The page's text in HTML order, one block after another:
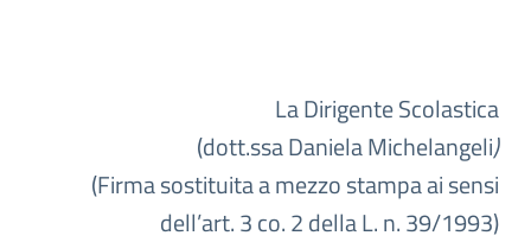
La Dirigente Scolastica
(dott.ssa Daniela Michelangeli)
(Firma sostituita a mezzo stampa ai sensi
dell’art. 3 co. 2 della L. n. 39/1993)